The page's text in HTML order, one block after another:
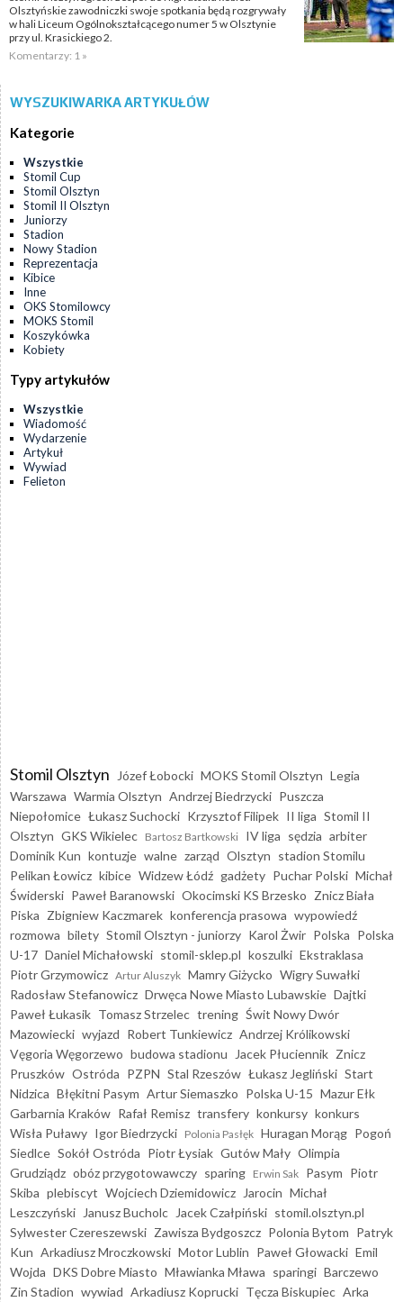
Olsztyńskie zawodniczki swoje spotkania będą rozgrywały
w hali Liceum Ogólnokształcącego numer 5 w Olsztynie
przy ul. Krasickiego 2.
Komentarzy: 1 »
WYSZUKIWARKA ARTYKUŁÓW
Kategorie
Wszystkie
Stomil Cup
Stomil Olsztyn
Stomil II Olsztyn
Juniorzy
Stadion
Nowy Stadion
Reprezentacja
Kibice
Inne
OKS Stomilowcy
MOKS Stomil
Koszykówka
Kobiety
Typy artykułów
Wszystkie
Wiadomość
Wydarzenie
Artykuł
Wywiad
Felieton
Stomil Olsztyn Józef Łobocki MOKS Stomil Olsztyn Legia
Warszawa Warmia Olsztyn Andrzej Biedrzycki Puszcza
Niepołomice Łukasz Suchocki Krzysztof Filipek II liga Stomil II
Olsztyn GKS Wikielec Bartosz Bartkowski IV liga sędzia arbiter
Dominik Kun kontuzje walne zarząd Olsztyn stadion Stomilu
Pelikan Łowicz kibice Widzew Łódź gadżety Puchar Polski Michał
Świderski Paweł Baranowski Okocimski KS Brzesko Znicz Biała
Piska Zbigniew Kaczmarek konferencja prasowa wypowiedź
rozmowa bilety Stomil Olsztyn - juniorzy Karol Żwir Polska Polska
U-17 Daniel Michałowski stomil-sklep.pl koszulki Ekstraklasa
Piotr Grzymowicz Artur Aluszyk Mamry Giżycko Wigry Suwałki
Radosław Stefanowicz Drwęca Nowe Miasto Lubawskie Dajtki
Paweł Łukasik Tomasz Strzelec trening Świt Nowy Dwór
Mazowiecki wyjazd Robert Tunkiewicz Andrzej Królikowski
Vęgoria Węgorzewo budowa stadionu Jacek Płuciennik Znicz
Pruszków Ostróda PZPN Stal Rzeszów Łukasz Jegliński Start
Nidzica Błękitni Pasym Artur Siemaszko Polska U-15 Mazur Ełk
Garbarnia Kraków Rafał Remisz transfery konkursy konkurs
Wisła Puławy Igor Biedrzycki Polonia Pasłęk Huragan Morąg Pogoń
Siedlce Sokół Ostróda Piotr Łysiak Gutów Mały Olimpia
Grudziądz obóz przygotowawczy sparing Erwin Sak Pasym Piotr
Skiba plebiscyt Wojciech Dziemidowicz Jarocin Michał
Leszczyński
Janusz Bucholc Jacek Czałpiński stomil.olsztyn.pl
Sylwester Czereszewski Zawisza Bydgoszcz Polonia Bytom Patryk
Kun Arkadiusz Mroczkowski Motor Lublin Paweł Głowacki Emil
Wojda DKS Dobre Miasto Mławianka Mława sparingi Barczewo
Zin Stadion wywiad Arkadiusz Koprucki Tęcza Biskupiec Arka